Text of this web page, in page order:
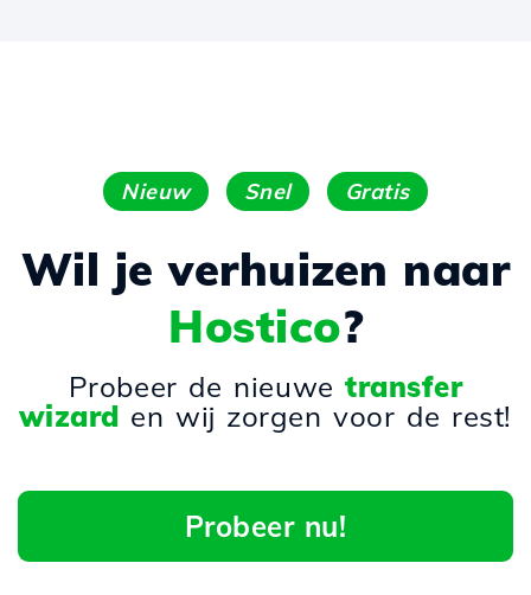
Nieuw Snel Gratis
Wil je verhuizen naar
Hostico?
Probeer de nieuwetransfer
wizard en wij zorgen voor de rest!
Probeer nu!